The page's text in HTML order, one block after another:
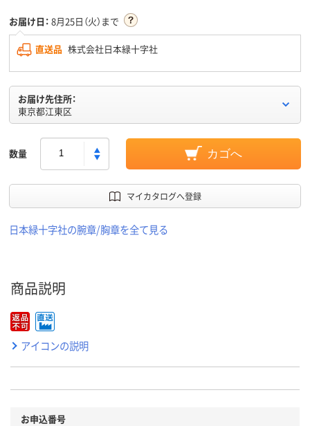
お届け日： 8月25日（火）まで
直送品 株式会社日本緑十字社
お届け先住所：
東京都江東区
数量 カゴへ
マイカタログへ登録
日本緑十字社の腕章/胸章を全て見る
商品説明
アイコンの説明
お申込番号